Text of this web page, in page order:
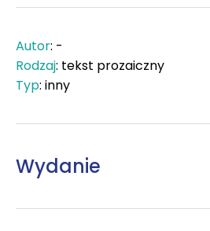
Autor: -
Rodzaj: tekst prozaiczny
Typ: inny
Wydanie